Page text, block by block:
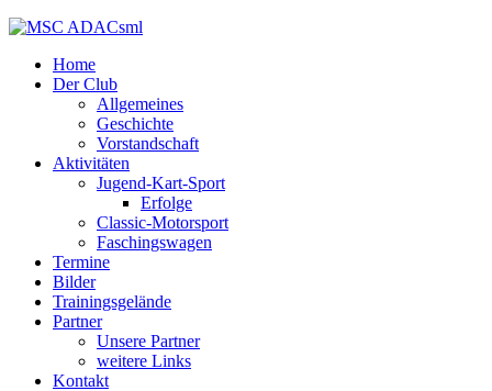
Home
Der Club
Allgemeines
Geschichte
Vorstandschaft
Aktivitäten
Jugend-Kart-Sport
Erfolge
Classic-Motorsport
Faschingswagen
Termine
Bilder
Trainingsgelände
Partner
Unsere Partner
weitere Links
Kontakt